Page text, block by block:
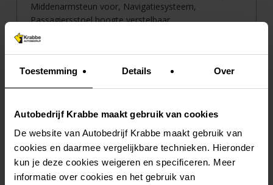
Toestemming Details Over
Autobedrijf Krabbe maakt gebruik van cookies
De website van Autobedrijf Krabbe maakt gebruik van
cookies en daarmee vergelijkbare technieken. Hieronder
kun je deze cookies weigeren en specificeren. Meer
informatie over cookies en het gebruik van
Middenarmsteun voor, Navigatiesysteem,
Passagiersstoel hoogte verstelbaar,
Startonderbreking, USB aansluiting, Verstelbaar stuur
Meer informatie >>
Bornsestraat 18
7595 LG WEERSELO
F: 0541 - 66 21 00
E: info@autobedrijfkrabbe.nl